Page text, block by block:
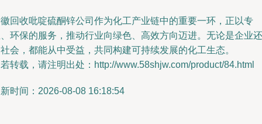
回收吡啶硫酮锌公司作为化工产业链中的重要一环，正以专
环保的服务，推动行业向绿色、高效方向迈进。无论是企业还
会，都能从中受益，共同构建可持续发展的化工生态。
转载，请注明出处：http://www.58shjw.com/product/84.html
时间：2026-08-08 16:18:54